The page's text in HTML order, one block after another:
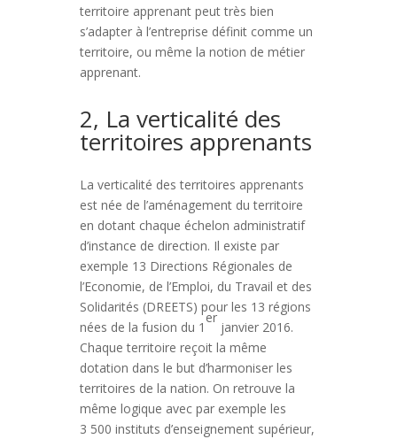
territoire apprenant peut très bien
s’adapter à l’entreprise définit comme un
territoire, ou même la notion de métier
apprenant.
2, La verticalité des
territoires apprenants
La verticalité des territoires apprenants
est née de l’aménagement du territoire
en dotant chaque échelon administratif
d’instance de direction. Il existe par
exemple 13 Directions Régionales de
l’Economie, de l’Emploi, du Travail et des
Solidarités (DREETS) pour les 13 régions
nées de la fusion du 1
er
janvier 2016.
Chaque territoire reçoit la même
dotation dans le but d’harmoniser les
territoires de la nation. On retrouve la
même logique avec par exemple les
3 500 instituts d’enseignement supérieur,